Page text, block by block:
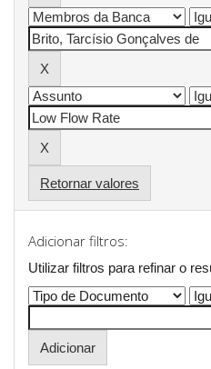
Retornar valores
Adicionar filtros:
Utilizar filtros para refinar o